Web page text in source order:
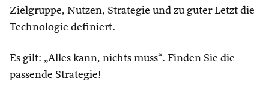
Zielgruppe, Nutzen, Strategie und zu guter Letzt die
Technologie definiert.
Es gilt: „Alles kann, nichts muss“. Finden Sie die
passende Strategie!